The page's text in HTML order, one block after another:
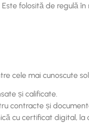
folosită de regulă în
cele mai cunoscute
și calificate.
contracte și
cu certificat digital, la